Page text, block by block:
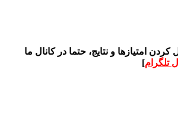
امتیازها و نتایج، حتما در کانال ما
تلگرام]